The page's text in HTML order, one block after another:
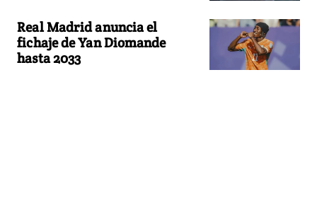
Real Madrid anuncia el
fichaje de Yan Diomande
hasta 2033